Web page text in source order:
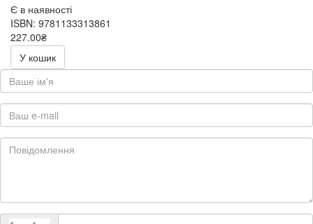
Є в наявності
ISBN: 9781133313861
227.00₴
454.00₴
У кошик